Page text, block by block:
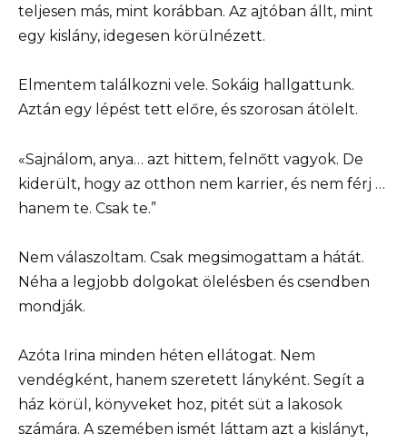
teljesen más, mint korábban. Az ajtóban állt, mint
egy kislány, idegesen körülnézett.
Elmentem találkozni vele. Sokáig hallgattunk.
Aztán egy lépést tett előre, és szorosan átölelt.
«Sajnálom, anya… azt hittem, felnőtt vagyok. De
kiderült, hogy az otthon nem karrier, és nem férj …
hanem te. Csak te.”
Nem válaszoltam. Csak megsimogattam a hátát.
Néha a legjobb dolgokat ölelésben és csendben
mondják.
Azóta Irina minden héten ellátogat. Nem
vendégként, hanem szeretett lányként. Segít a
ház körül, könyveket hoz, pitét süt a lakosok
számára. A szemében ismét láttam azt a kislányt,